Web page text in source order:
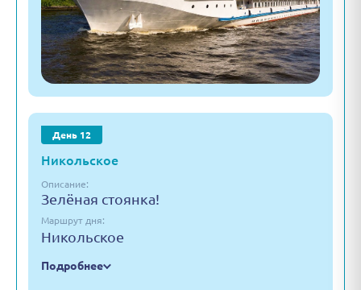
День 12
Никольское
Описание:
Зелёная стоянка!
Маршрут дня:
Никольское
Подробнее